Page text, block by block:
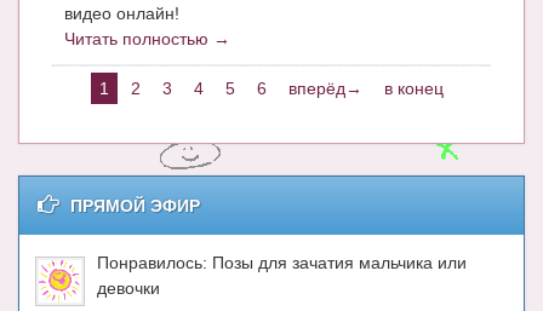
видео онлайн!
Читать полностью →
1 2 3 4 5 6 вперёд→ в конец
ПРЯМОЙ ЭФИР
Понравилось: Позы для зачатия мальчика или
девочки